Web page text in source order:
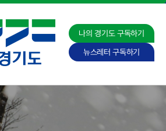
나의 경기도 구독하기
뉴스레터 구독하기